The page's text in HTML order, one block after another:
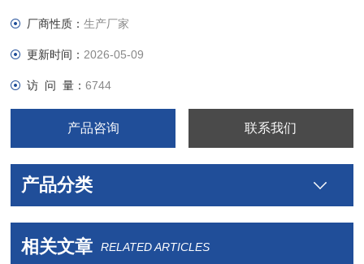
厂商性质：生产厂家
更新时间： 2026-05-09
访 问 量：6744
产品咨询 联系我们
产品分类
相关文章 RELATED ARTICLES